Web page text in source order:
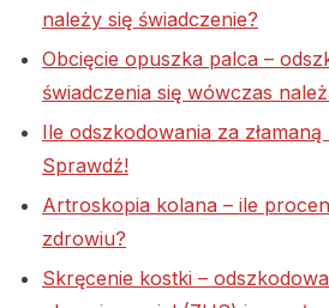
należy się świadczenie?
Obcięcie opuszka palca –
świadczenia się wówczas
Ile odszkodowania za
Sprawdź!
Artroskopia kolana – ile
zdrowiu?
Skręcenie kostki –